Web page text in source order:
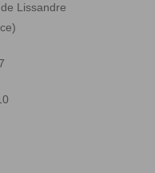
Lissandre